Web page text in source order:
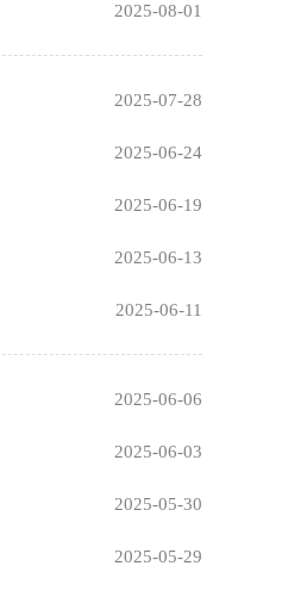
2025-08-01
2025-07-28
2025-06-24
2025-06-19
2025-06-13
2025-06-11
2025-06-06
2025-06-03
2025-05-30
2025-05-29